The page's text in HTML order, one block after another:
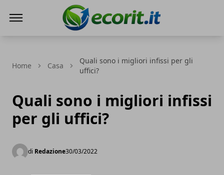
Home Casa
Quali sono i migliori infissi per gli
uffici?
Quali sono i migliori infissi
per gli uffici?
di Redazione30/03/2022